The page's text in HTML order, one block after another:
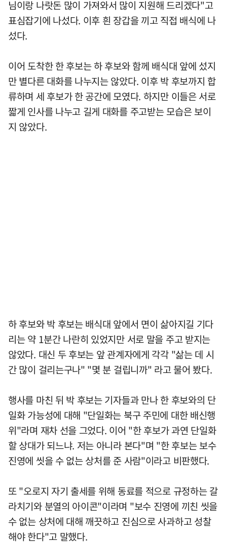
님이랑 나랏돈 많이 가져와서 많이 지원해 드리겠다"고
표심잡기에 나섰다. 이후 흰 장갑을 끼고 직접 배식에 나
섰다.
이어 도착한 한 후보는 하 후보와 함께 배식대 앞에 섰지
만 별다른 대화를 나누지는 않았다. 이후 박 후보까지 합
류하며 세 후보가 한 공간에 모였다. 하지만 이들은 서로
짧게 인사를 나누고 길게 대화를 주고받는 모습은 보이
지 않았다.
하 후보와 박 후보는 배식대 앞에서 면이 삶아지길 기다
리는 약 1분간 나란히 있었지만 서로 말을 주고 받지는
않았다. 대신 두 후보는 앞 관계자에게 각각 "삶는 데 시
간 많이 걸리는구나" "몇 분 걸립니까" 라고 물어 봤다.
행사를 마친 뒤 박 후보는 기자들과 만나 한 후보와의 단
일화 가능성에 대해 "단일화는 북구 주민에 대한 배신행
위"라며 재차 선을 그었다. 이어 "한 후보가 과연 단일화
할 상대가 되느냐. 저는 아니라 본다"며 "한 후보는 보수
진영에 씻을 수 없는 상처를 준 사람"이라고 비판했다.
또 "오로지 자기 출세를 위해 동료를 적으로 규정하는 갈
라치기와 분열의 아이콘"이라며 "보수 진영에 끼친 씻을
수 없는 상처에 대해 깨끗하고 진심으로 사과하고 성찰
해야 한다"고 말했다.